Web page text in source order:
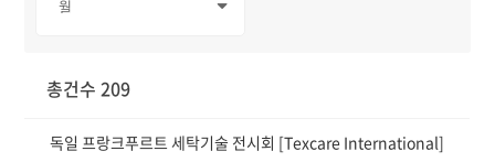
총건수 209
독일 프랑크푸르트 세탁기술 전시회 [Texcare International]